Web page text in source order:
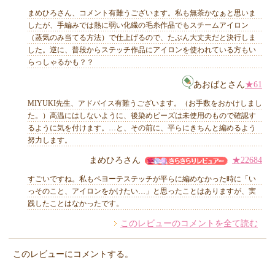
他のお客様からのコメント
まめひろさん、コメント有難うございます。私も無茶かなぁと思いま
したが、手編みでは熱に弱い化繊の毛糸作品でもスチームアイロン
（蒸気のみ当てる方法）で仕上げるので、たぶん大丈夫だと決行しま
した。逆に、普段からステッチ作品にアイロンを使われている方もい
らっしゃるかも？？
あおばとさん★61
MIYUKI先生、アドバイス有難うございます。（お手数をおかけしまし
た。）高温にはしないように、後染めビーズは未使用のもので確認す
るように気を付けます。…と、その前に、平らにきちんと編めるよう
努力します。
まめひろさん ★22684
すごいですね。私もペヨーテステッチが平らに編めなかった時に「い
っそのこと、アイロンをかけたい…」と思ったことはありますが、実
践したことはなかったです。
このレビューのコメントを全て読む
このレビューにコメントする。